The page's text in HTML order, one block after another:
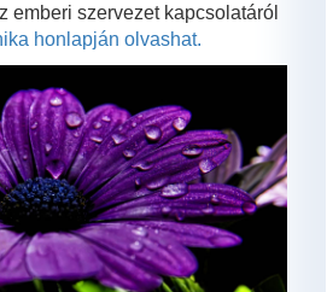
emberi szervezet kapcsolatáról
honlapján olvashat.